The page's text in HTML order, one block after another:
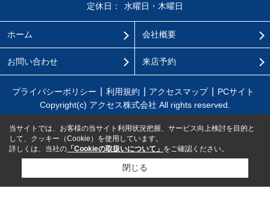
定休日：
水曜日・木曜日
ホーム 会社概要
お問い合わせ 来店予約
プライバシーポリシー 利用規約 アクセスマップ
PCサイト
Copyright(c) アクセス株式会社 All rights reserved.
当サイトでは、お客様の当サイト利用状況把握、サービス向上検討を目的と
して、クッキー（Cookie）を使用しています。
詳しくは、当社の 「Cookieの取扱いについて」 をご確認ください。
閉じる